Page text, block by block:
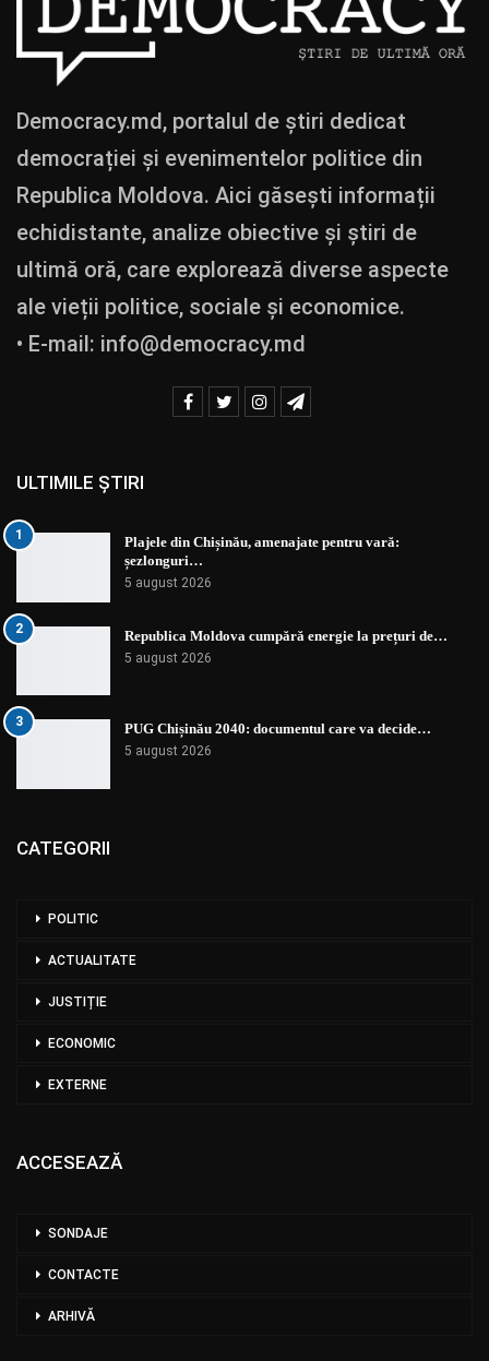
Democracy.md, portalul de știri dedicat
democrației și evenimentelor politice din
Republica Moldova. Aici găsești informații
echidistante, analize obiective și știri de
ultimă oră, care explorează diverse aspecte
ale vieții politice, sociale și economice.
• E-mail: info@democracy.md
ULTIMILE ȘTIRI
1
Plajele din Chișinău, amenajate pentru vară:
șezlonguri…
5 august 2026
2 Republica Moldova cumpără energie la prețuri de…
5 august 2026
3 PUG Chișinău 2040: documentul care va decide…
5 august 2026
CATEGORII
POLITIC
ACTUALITATE
JUSTIȚIE
ECONOMIC
EXTERNE
ACCESEAZĂ
SONDAJE
CONTACTE
ARHIVĂ